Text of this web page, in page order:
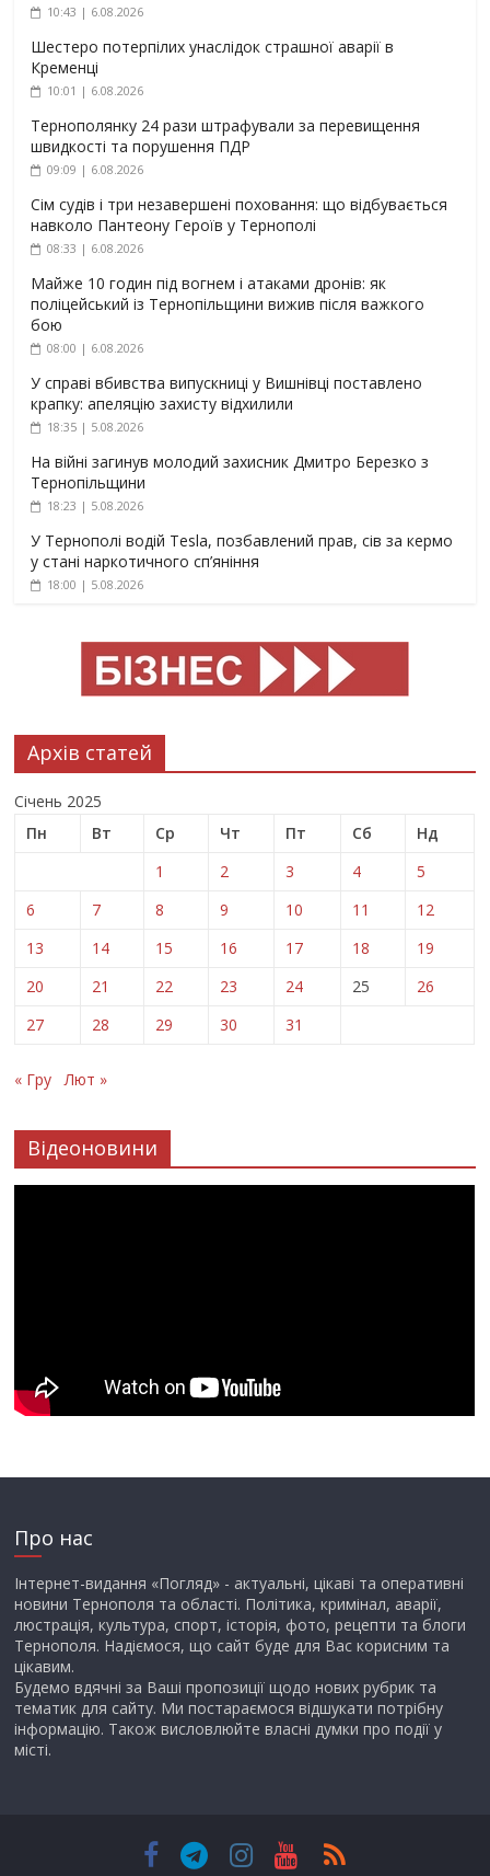
10:43 | 6.08.2026
Шестеро потерпілих унаслідок страшної аварії в
Кременці
10:01 | 6.08.2026
Тернополянку 24 рази штрафували за перевищення
швидкості та порушення ПДР
09:09 | 6.08.2026
Сім судів і три незавершені поховання: що відбувається
навколо Пантеону Героїв у Тернополі
08:33 | 6.08.2026
Майже 10 годин під вогнем і атаками дронів: як
поліцейський із Тернопільщини вижив після важкого
бою
08:00 | 6.08.2026
У справі вбивства випускниці у Вишнівці поставлено
крапку: апеляцію захисту відхилили
18:35 | 5.08.2026
На війні загинув молодий захисник Дмитро Березко з
Тернопільщини
18:23 | 5.08.2026
У Тернополі водій Tesla, позбавлений прав, сів за кермо
у стані наркотичного сп’яніння
18:00 | 5.08.2026
Архів статей
Січень 2025
Пн
Вт Ср Чт Пт Сб
Нд
1
2 3 4
5
6
7 8 9 10 11
12
13
14 15 16 17 18
19
20
21 22 23 24 25
26
27
28 29 30 31
« Гру Лют »
Відеоновини
Про нас
Інтернет-видання «Погляд» - актуальні, цікаві та оперативні
новини Тернополя та області. Політика, кримінал, аварії,
люстрація, культура, спорт, історія, фото, рецепти та блоги
Тернополя. Надіємося, що сайт буде для Вас корисним та
цікавим.
Будемо вдячні за Ваші пропозиції щодо нових рубрик та
тематик для сайту. Ми постараємося відшукати потрібну
інформацію. Також висловлюйте власні думки про події у
місті.